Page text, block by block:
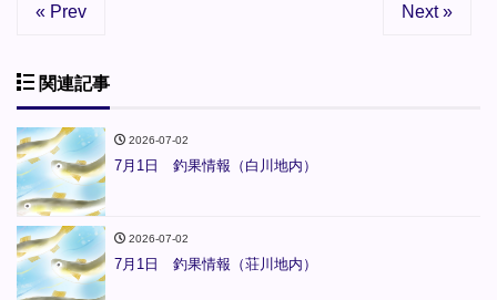
« Prev Next »
関連記事
2026-07-02
7月1日 釣果情報（白川地内）
2026-07-02
7月1日 釣果情報（荘川地内）